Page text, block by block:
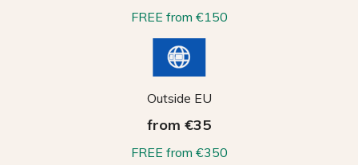
FREE from €150
Outside EU
from €35
FREE from €350